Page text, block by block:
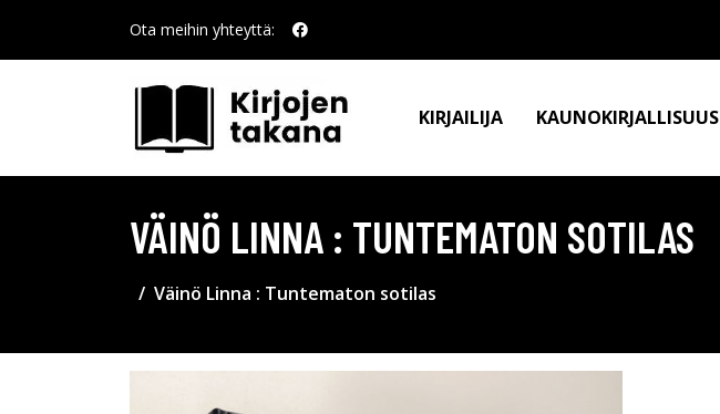
Ota meihin yhteyttä:
KIRJAILIJA KAUNOKIRJALLISUUS
VÄINÖ LINNA : TUNTEMATON SOTILAS
Väinö Linna : Tuntematon sotilas